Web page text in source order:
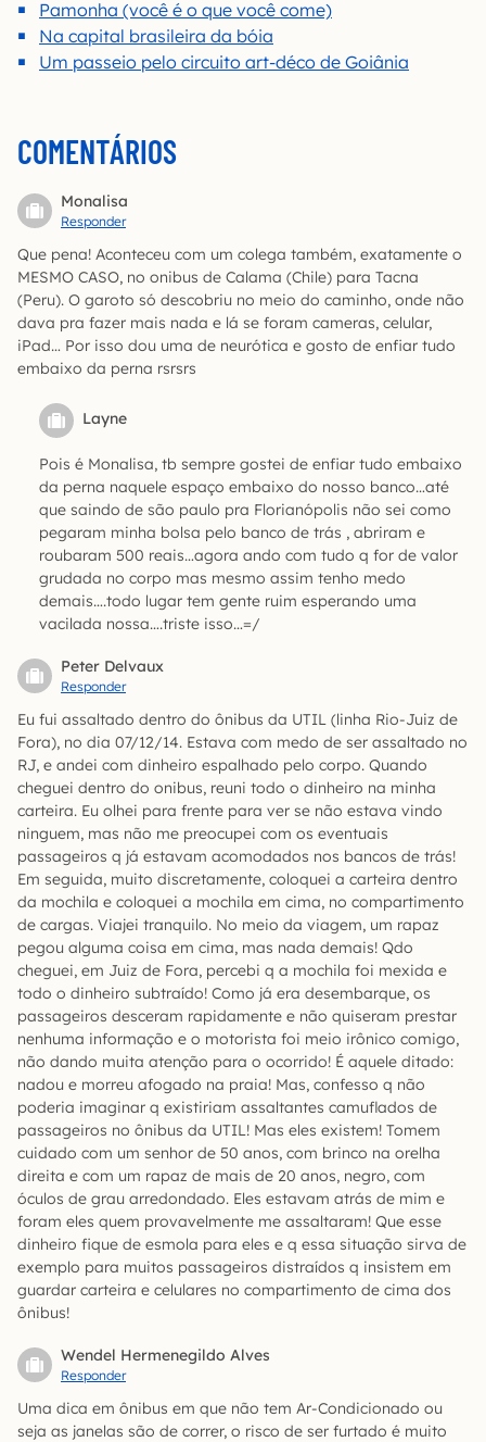
Pamonha (você é o que você come)
Na capital brasileira da bóia
Um passeio pelo circuito art-déco de Goiânia
COMENTÁRIOS
Monalisa
Responder
Que pena! Aconteceu com um colega também, exatamente o
MESMO CASO, no onibus de Calama (Chile) para Tacna
(Peru). O garoto só descobriu no meio do caminho, onde não
dava pra fazer mais nada e lá se foram cameras, celular,
iPad… Por isso dou uma de neurótica e gosto de enfiar tudo
embaixo da perna rsrsrs
Layne
Pois é Monalisa, tb sempre gostei de enfiar tudo embaixo
da perna naquele espaço embaixo do nosso banco…até
que saindo de são paulo pra Florianópolis não sei como
pegaram minha bolsa pelo banco de trás , abriram e
roubaram 500 reais…agora ando com tudo q for de valor
grudada no corpo mas mesmo assim tenho medo
demais….todo lugar tem gente ruim esperando uma
vacilada nossa….triste isso…=/
Peter Delvaux
Responder
Eu fui assaltado dentro do ônibus da UTIL (linha Rio-Juiz de
Fora), no dia 07/12/14. Estava com medo de ser assaltado no
RJ, e andei com dinheiro espalhado pelo corpo. Quando
cheguei dentro do onibus, reuni todo o dinheiro na minha
carteira. Eu olhei para frente para ver se não estava vindo
ninguem, mas não me preocupei com os eventuais
passageiros q já estavam acomodados nos bancos de trás!
Em seguida, muito discretamente, coloquei a carteira dentro
da mochila e coloquei a mochila em cima, no compartimento
de cargas. Viajei tranquilo. No meio da viagem, um rapaz
pegou alguma coisa em cima, mas nada demais! Qdo
cheguei, em Juiz de Fora, percebi q a mochila foi mexida e
todo o dinheiro subtraído! Como já era desembarque, os
passageiros desceram rapidamente e não quiseram prestar
nenhuma informação e o motorista foi meio irônico comigo,
não dando muita atenção para o ocorrido! É aquele ditado:
nadou e morreu afogado na praia! Mas, confesso q não
poderia imaginar q existiriam assaltantes camuflados de
passageiros no ônibus da UTIL! Mas eles existem! Tomem
cuidado com um senhor de 50 anos, com brinco na orelha
direita e com um rapaz de mais de 20 anos, negro, com
óculos de grau arredondado. Eles estavam atrás de mim e
foram eles quem provavelmente me assaltaram! Que esse
dinheiro fique de esmola para eles e q essa situação sirva de
exemplo para muitos passageiros distraídos q insistem em
guardar carteira e celulares no compartimento de cima dos
ônibus!
Wendel Hermenegildo Alves
Responder
Uma dica em ônibus em que não tem Ar-Condicionado ou
seja as janelas são de correr, o risco de ser furtado é muito